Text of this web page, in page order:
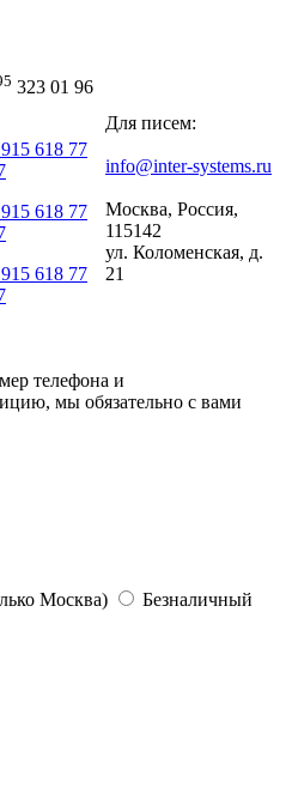
323 01 96
618 77
618 77
618 77
Для писем:
info@inter-systems.ru
Москва, Россия,
115142
ул. Коломенская, д.
21
телефона и
мы обязательно с вами
Москва)
Безналичный